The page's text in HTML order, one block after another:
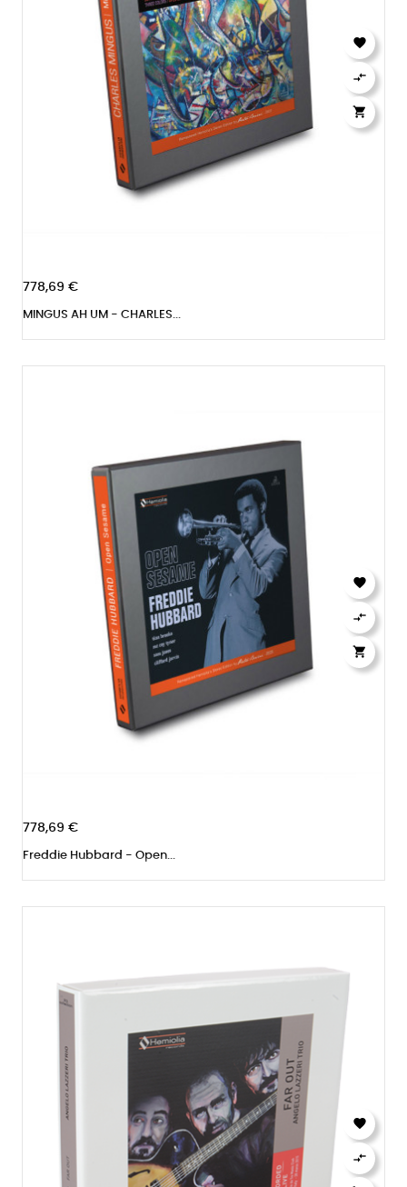
778,69 €
MINGUS AH UM - CHARLES...



778,69 €
Freddie Hubbard - Open...




